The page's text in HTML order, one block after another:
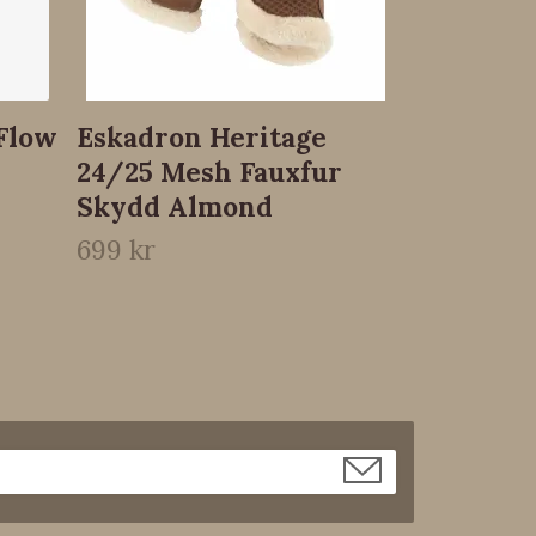
Eskadron Heritage
24/25 Mesh Fauxfur
Skydd Almond
699 kr